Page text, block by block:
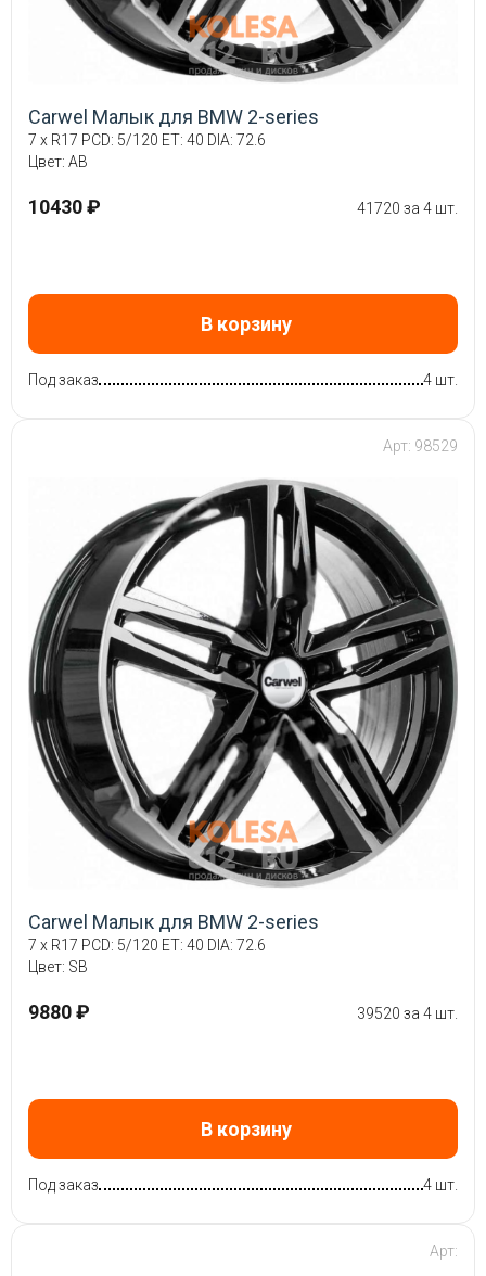
Carwel Малык для BMW 2-series
7 x R17 PCD: 5/120 ET: 40 DIA: 72.6
Цвет: AB
10430 ₽ 41720 за 4 шт.
В корзину
Под заказ 4 шт.
Арт: 98529
Carwel Малык для BMW 2-series
7 x R17 PCD: 5/120 ET: 40 DIA: 72.6
Цвет: SB
9880 ₽ 39520 за 4 шт.
В корзину
Под заказ 4 шт.
Арт: